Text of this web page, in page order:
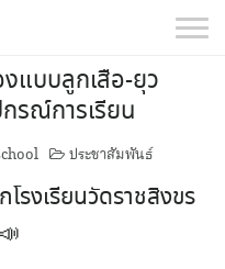
แบบลูกเสือ-ยุว
รณ์การเรียน
ประชาสัมพันธ์
รงเรียนวัดราชสิงขร